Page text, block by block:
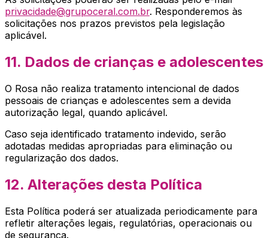
privacidade@grupoceral.com.br. Responderemos às
solicitações nos prazos previstos pela legislação
aplicável.
11. Dados de crianças e adolescentes
O Rosa não realiza tratamento intencional de dados
pessoais de crianças e adolescentes sem a devida
autorização legal, quando aplicável.
Caso seja identificado tratamento indevido, serão
adotadas medidas apropriadas para eliminação ou
regularização dos dados.
12. Alterações desta Política
Esta Política poderá ser atualizada periodicamente para
refletir alterações legais, regulatórias, operacionais ou
de segurança.